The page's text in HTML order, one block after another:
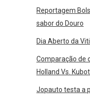
Reportagem
sabor do Douro
Dia Aberto da
Comparação de
Holland Vs.
Jopauto testa a